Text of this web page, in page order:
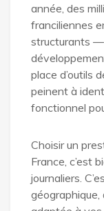
année, des
franciliennes
structurants —
place d’outils
peinent à
fonctionnel
Choisir un
France, c’est
journaliers.
géographique,